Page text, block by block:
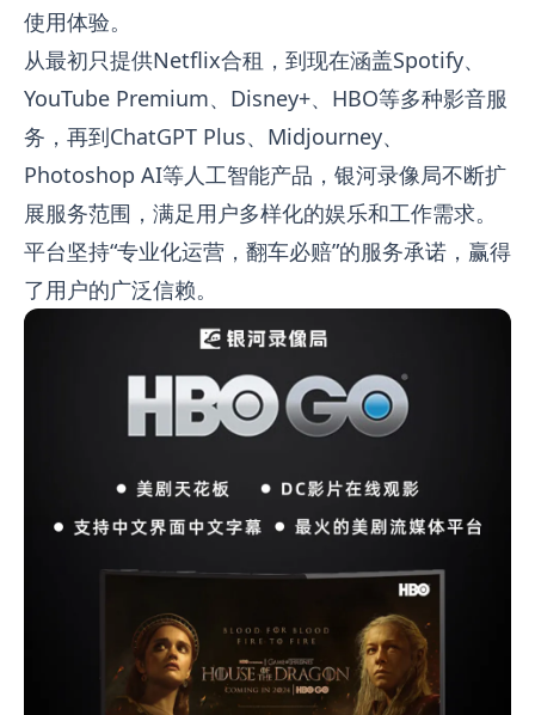
使用体验。
从最初只提供Netflix合租，到现在涵盖Spotify、
YouTube Premium、Disney+、HBO等多种影音服
务，再到ChatGPT Plus、Midjourney、
Photoshop AI等人工智能产品，银河录像局不断扩
展服务范围，满足用户多样化的娱乐和工作需求。
平台坚持“专业化运营，翻车必赔”的服务承诺，赢得
了用户的广泛信赖。